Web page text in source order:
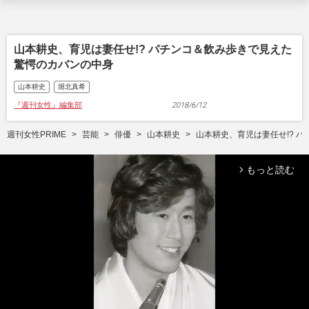
山本耕史、育児は妻任せ!? パチンコ＆飲み歩きで見えた
驚愕のカバンの中身
山本耕史 堀北真希
『週刊女性』編集部 2018/6/12
週刊女性PRIME 芸能 俳優 山本耕史 山本耕史、育児は妻任せ!? パ
arrow_forward_ios もっと読む